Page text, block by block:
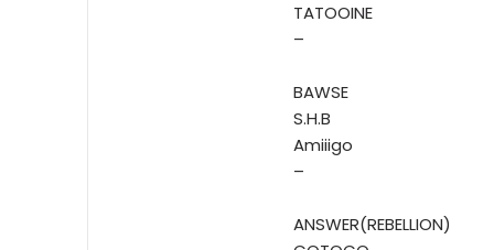
TATOOINE
–
BAWSE
S.H.B
Amiiigo
–
ANSWER(REBELLION)